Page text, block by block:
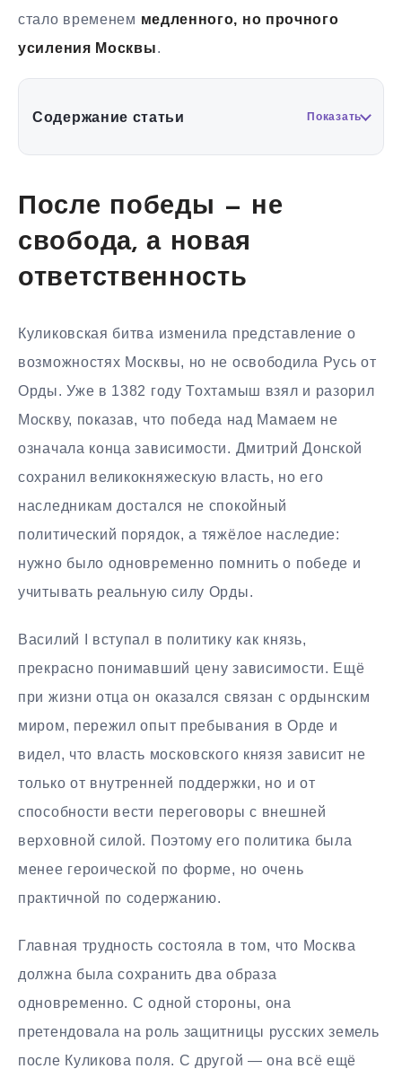
стало временем медленного, но прочного
усиления Москвы.
Содержание статьи Показать
После победы — не
свобода, а новая
ответственность
Куликовская битва изменила представление о
возможностях Москвы, но не освободила Русь от
Орды. Уже в 1382 году Тохтамыш взял и разорил
Москву, показав, что победа над Мамаем не
означала конца зависимости. Дмитрий Донской
сохранил великокняжескую власть, но его
наследникам достался не спокойный
политический порядок, а тяжёлое наследие:
нужно было одновременно помнить о победе и
учитывать реальную силу Орды.
Василий I вступал в политику как князь,
прекрасно понимавший цену зависимости. Ещё
при жизни отца он оказался связан с ордынским
миром, пережил опыт пребывания в Орде и
видел, что власть московского князя зависит не
только от внутренней поддержки, но и от
способности вести переговоры с внешней
верховной силой. Поэтому его политика была
менее героической по форме, но очень
практичной по содержанию.
Главная трудность состояла в том, что Москва
должна была сохранить два образа
одновременно. С одной стороны, она
претендовала на роль защитницы русских земель
после Куликова поля. С другой — она всё ещё